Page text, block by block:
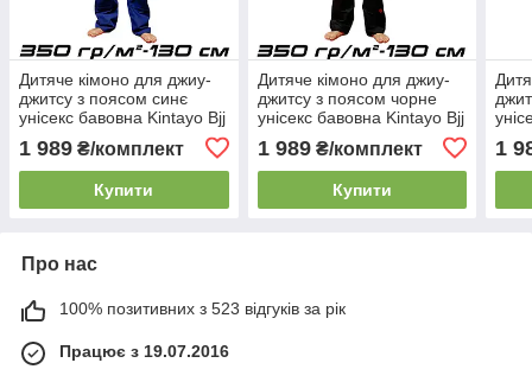
Дитяче кімоно для джиу-
джитсу з поясом синє
унісекс бавовна Kintayo Bjj
Gi Uniform Blue щільність
350 гр/м.кв. (130 см)
1 989 ₴/комплект
Купити
Дитяче кімоно для джиу-
джитсу з поясом чорне
унісекс бавовна Kintayo Bjj
Gi Uniform Black щільність
350 гр/м.кв. (130 см)
1 989₴/комплект
Купити
350
1
Про нас
100% позитивних з 523 відгуків за рік
Працює з 19.07.2016